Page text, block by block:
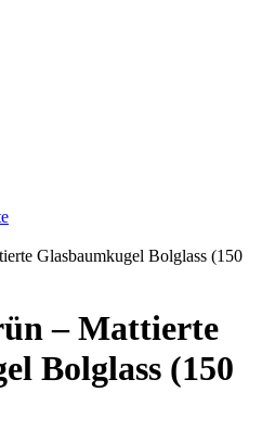
Glasbaumkugel Bolglass (150
– Mattierte
Bolglass (150